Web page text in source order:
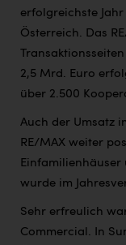
erfolgreichste
Österreich. Das
2,5 Mrd. Euro
über 2.500
Auch der Umsatz
RE/MAX weiter
wurde im
Sehr erfreulich
Commercial. In